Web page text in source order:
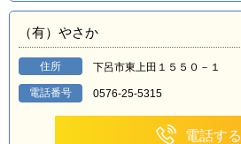
（有）やさか
住所 下呂市東上田１５５０－１
電話番号 0576-25-5315
電話する